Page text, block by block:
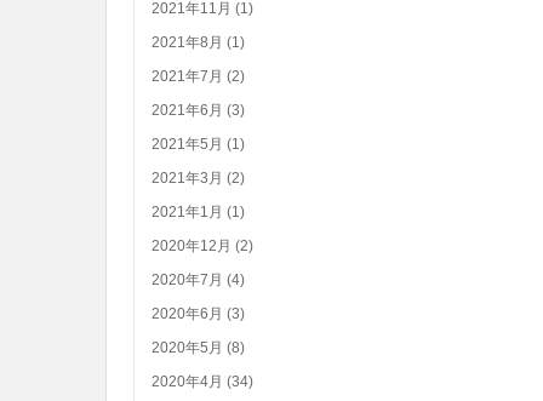
2021年11月 (1)
2021年8月 (1)
2021年7月 (2)
2021年6月 (3)
2021年5月 (1)
2021年3月 (2)
2021年1月 (1)
2020年12月 (2)
2020年7月 (4)
2020年6月 (3)
2020年5月 (8)
2020年4月 (34)